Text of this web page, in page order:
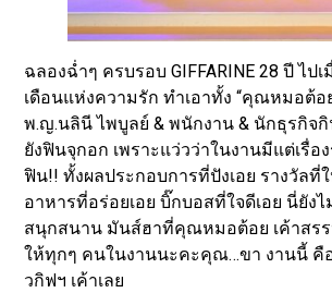
ฉลองฉ่ำๆ ครบรอบ GIFFARINE 28 ปี ไป
เดือนแห่งความรัก ทำเอาทั้ง “คุณหมอต้อ
พ.ญ.นลินี ไพบูลย์ & พนักงาน & นักธุรกิจ
ยังฟินจุกอก เพราะแว่วว่าในงานมีแต่เรื่อง
ฟิน!! ทั้งผลประกอบการที่ปังเอย รางวัลที่
อาหารที่อร่อยเอย บิ๊กบอสที่ใจดีเอย นี่ยัง
สนุกสนาน มันส์ฮาที่คุณหมอต้อย เค้าสรร
ให้ทุกๆ คนในงานนะคะคุณ…ขา งานนี้ คื
วกิฟฯ เค้าเลย